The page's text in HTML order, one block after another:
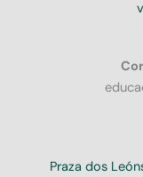
Praza dos